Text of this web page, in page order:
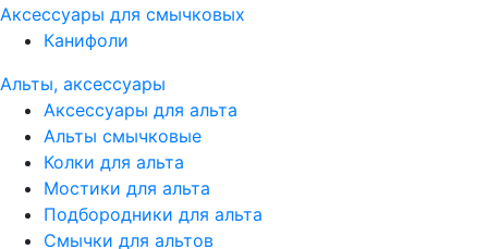
Аксессуары для смычковых
Канифоли
Альты, аксессуары
Аксессуары для альта
Альты смычковые
Колки для альта
Мостики для альта
Подбородники для альта
Смычки для альтов